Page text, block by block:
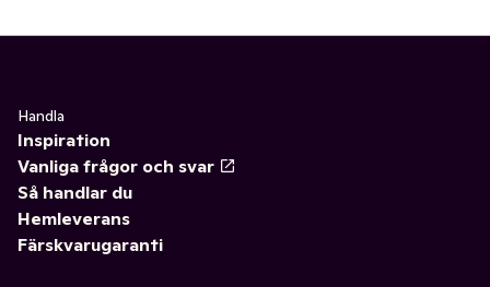
Handla
Inspiration
Vanliga frågor och svar
Så handlar du
Hemleverans
Färskvarugaranti